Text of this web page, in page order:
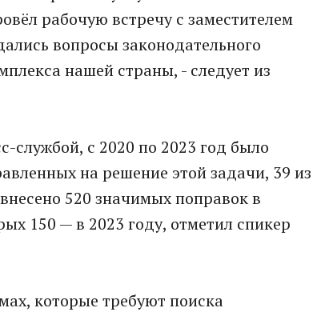
рабочую встречу с заместителем
вопросы законодательного
нашей страны, - следует из
с 2020 по 2023 год было
на решение этой задачи, 39 из
520 значимых поправок в
150 — в 2023 году, отметил спикер
которые требуют поиска